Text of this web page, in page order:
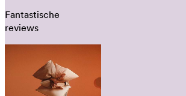
Fantastische
reviews